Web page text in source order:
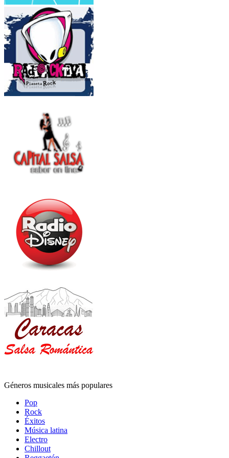
Géneros musicales más populares
Pop
Rock
Éxitos
Música latina
Electro
Chillout